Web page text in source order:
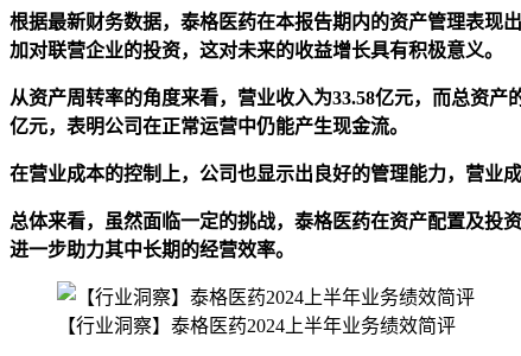
根据最新财务数据，泰格医药在本报告期内的资产管理表现
加对联营企业的投资，这对未来的收益增长具有积极意义。
从资产周转率的角度来看，营业收入为33.58亿元，而总资
亿元，表明公司在正常运营中仍能产生现金流。
在营业成本的控制上，公司也显示出良好的管理能力，营业
总体来看，虽然面临一定的挑战，泰格医药在资产配置及投
进一步助力其中长期的经营效率。
【行业洞察】泰格医药2024上半年业务绩效简评